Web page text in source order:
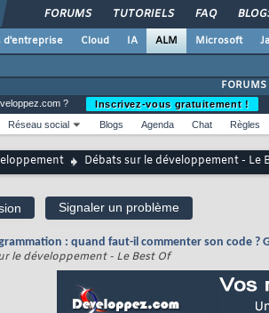
FORUMS TUTORIELS FAQ
d'entreprise Cloud IA ALM Microsoft
FORUMS
?
Inscrivez-vous gratuitement !
Réseau social Blogs Agenda Chat Règles
Débats sur le développement - Le
Signaler un problème
: quand faut-il commenter son code ?
le développement - Le Best Of